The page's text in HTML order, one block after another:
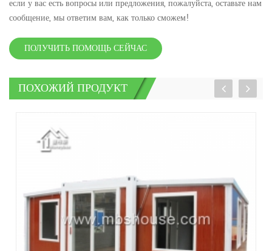
если у вас есть вопросы или предложения, пожалуйста, оставьте нам
сообщение, мы ответим вам, как только сможем!
ПОЛУЧИТЬ ПОМОЩЬ СЕЙЧАС
ПОХОЖИЙ ПРОДУКТ